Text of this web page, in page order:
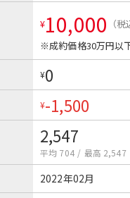
¥10,000 （税
※成約価格30万円以
¥0
¥-1,500
2,547
平均 704 / 最高 2,547
2022年02月